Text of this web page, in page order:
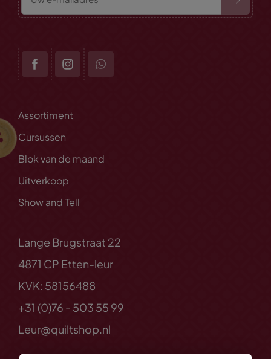
Assortiment
Cursussen
Blok van de maand
Uitverkoop
Show and Tell
Lange Brugstraat 22
4871 CP Etten-leur
KVK: 58156488
+31 (0)76 - 503 55 99
Leur@quiltshop.nl